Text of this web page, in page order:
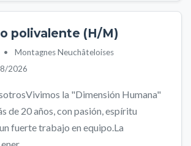
polivalente (H/M)
•
Montagnes Neuchâteloises
2026
la "Dimensión Humana"
de 20 años, con pasión, espíritu
fuerte trabajo en equipo.La